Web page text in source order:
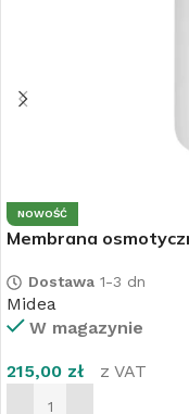
NOWOŚĆ
Membrana
Dostawa 1-3 dn
Midea
W magazynie
215,00 zł z VAT
DODAJ DO KOSZYKA